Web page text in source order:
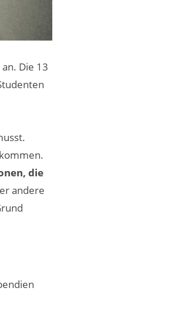
Die 13
die
andere